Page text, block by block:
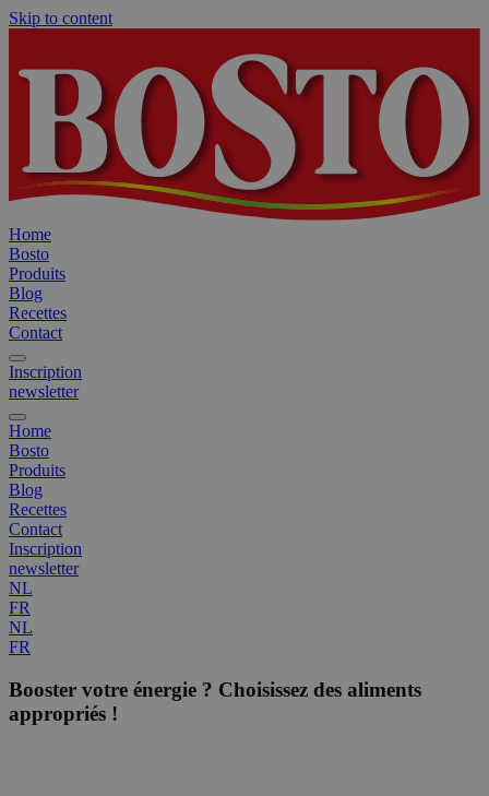
Skip to content
Home
Bosto
Produits
Blog
Recettes
Contact
Inscription
newsletter
Home
Bosto
Produits
Blog
Recettes
Contact
Inscription
newsletter
NL
FR
NL
FR
Booster votre énergie ? Choisissez des aliments
appropriés !